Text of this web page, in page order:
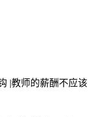
|教师的薪酬不应该